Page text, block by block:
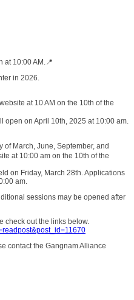
at 10:00 AM.📍
in 2026.
at 10 AM on the 10th of the
open on April 10th, 2025 at 10:00 am.
March, June, September, and
at 10:00 am on the 10th of the
on Friday, March 28th. Applications
am.
sessions may be opened after
check out the links below.
contact the Gangnam Alliance